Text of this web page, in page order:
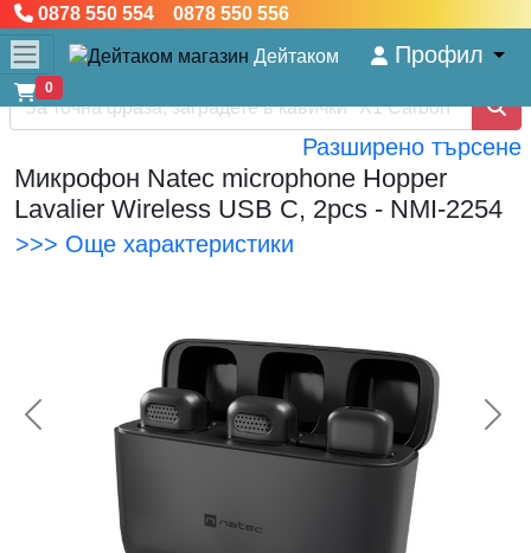
0878 550 554 0878 550 556
Дейтаком Профил
0
Разширено търсене
Микрофон Natec microphone Hopper
Lavalier Wireless USB C, 2pcs - NMI-2254
>>> Още характеристики
<< Предишна